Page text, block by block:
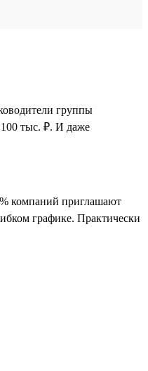
группы
100 тыс. ₽. И даже
компаний приглашают
графике. Практически